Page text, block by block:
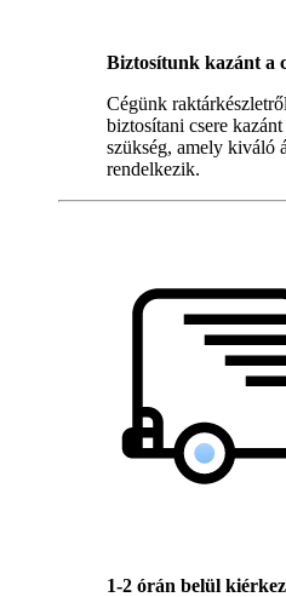
Biztosítunk kazánt a
Cégünk
biztosítani csere
szükség, amely kiváló
rendelkezik.
1-2 órán belül